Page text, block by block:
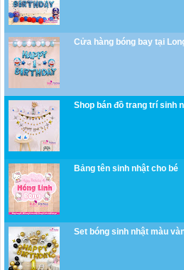
Cửa hàng bóng bay tại
Shop bán đồ trang trí sinh
Bảng tên sinh nhật cho bé
Set bóng sinh nhật màu